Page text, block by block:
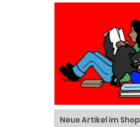
Neue Artikel im Shop